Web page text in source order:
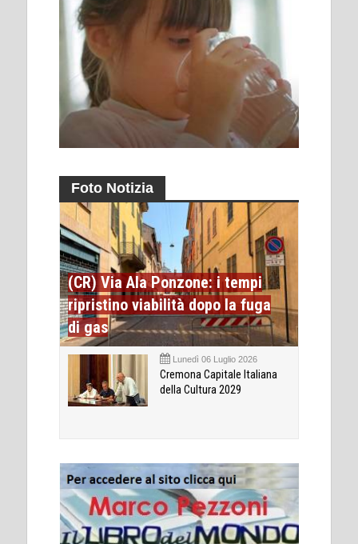
Foto Notizia
(CR) Via Ala Ponzone: i tempi
ripristino viabilità dopo la fuga
di gas
Lunedì 06 Luglio 2026
Cremona Capitale Italiana
della Cultura 2029